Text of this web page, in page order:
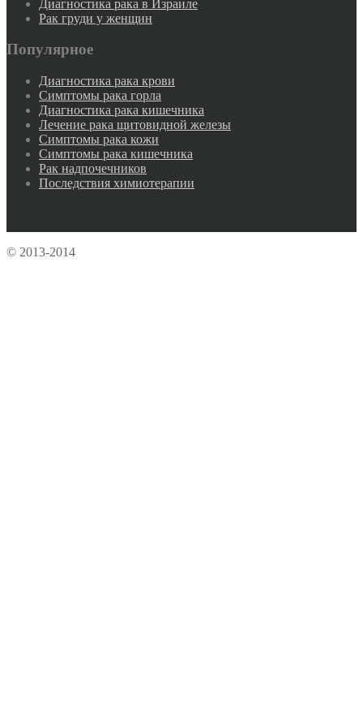
Диагностика рака в Израиле
Рак груди у женщин
Популярное
Диагностика рака крови
Симптомы рака горла
Диагностика рака кишечника
Лечение рака щитовидной железы
Симптомы рака кожи
Симптомы рака кишечника
Рак надпочечников
Последствия химиотерапии
© 2013-2014